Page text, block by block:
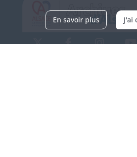
En savoir plus J'ai